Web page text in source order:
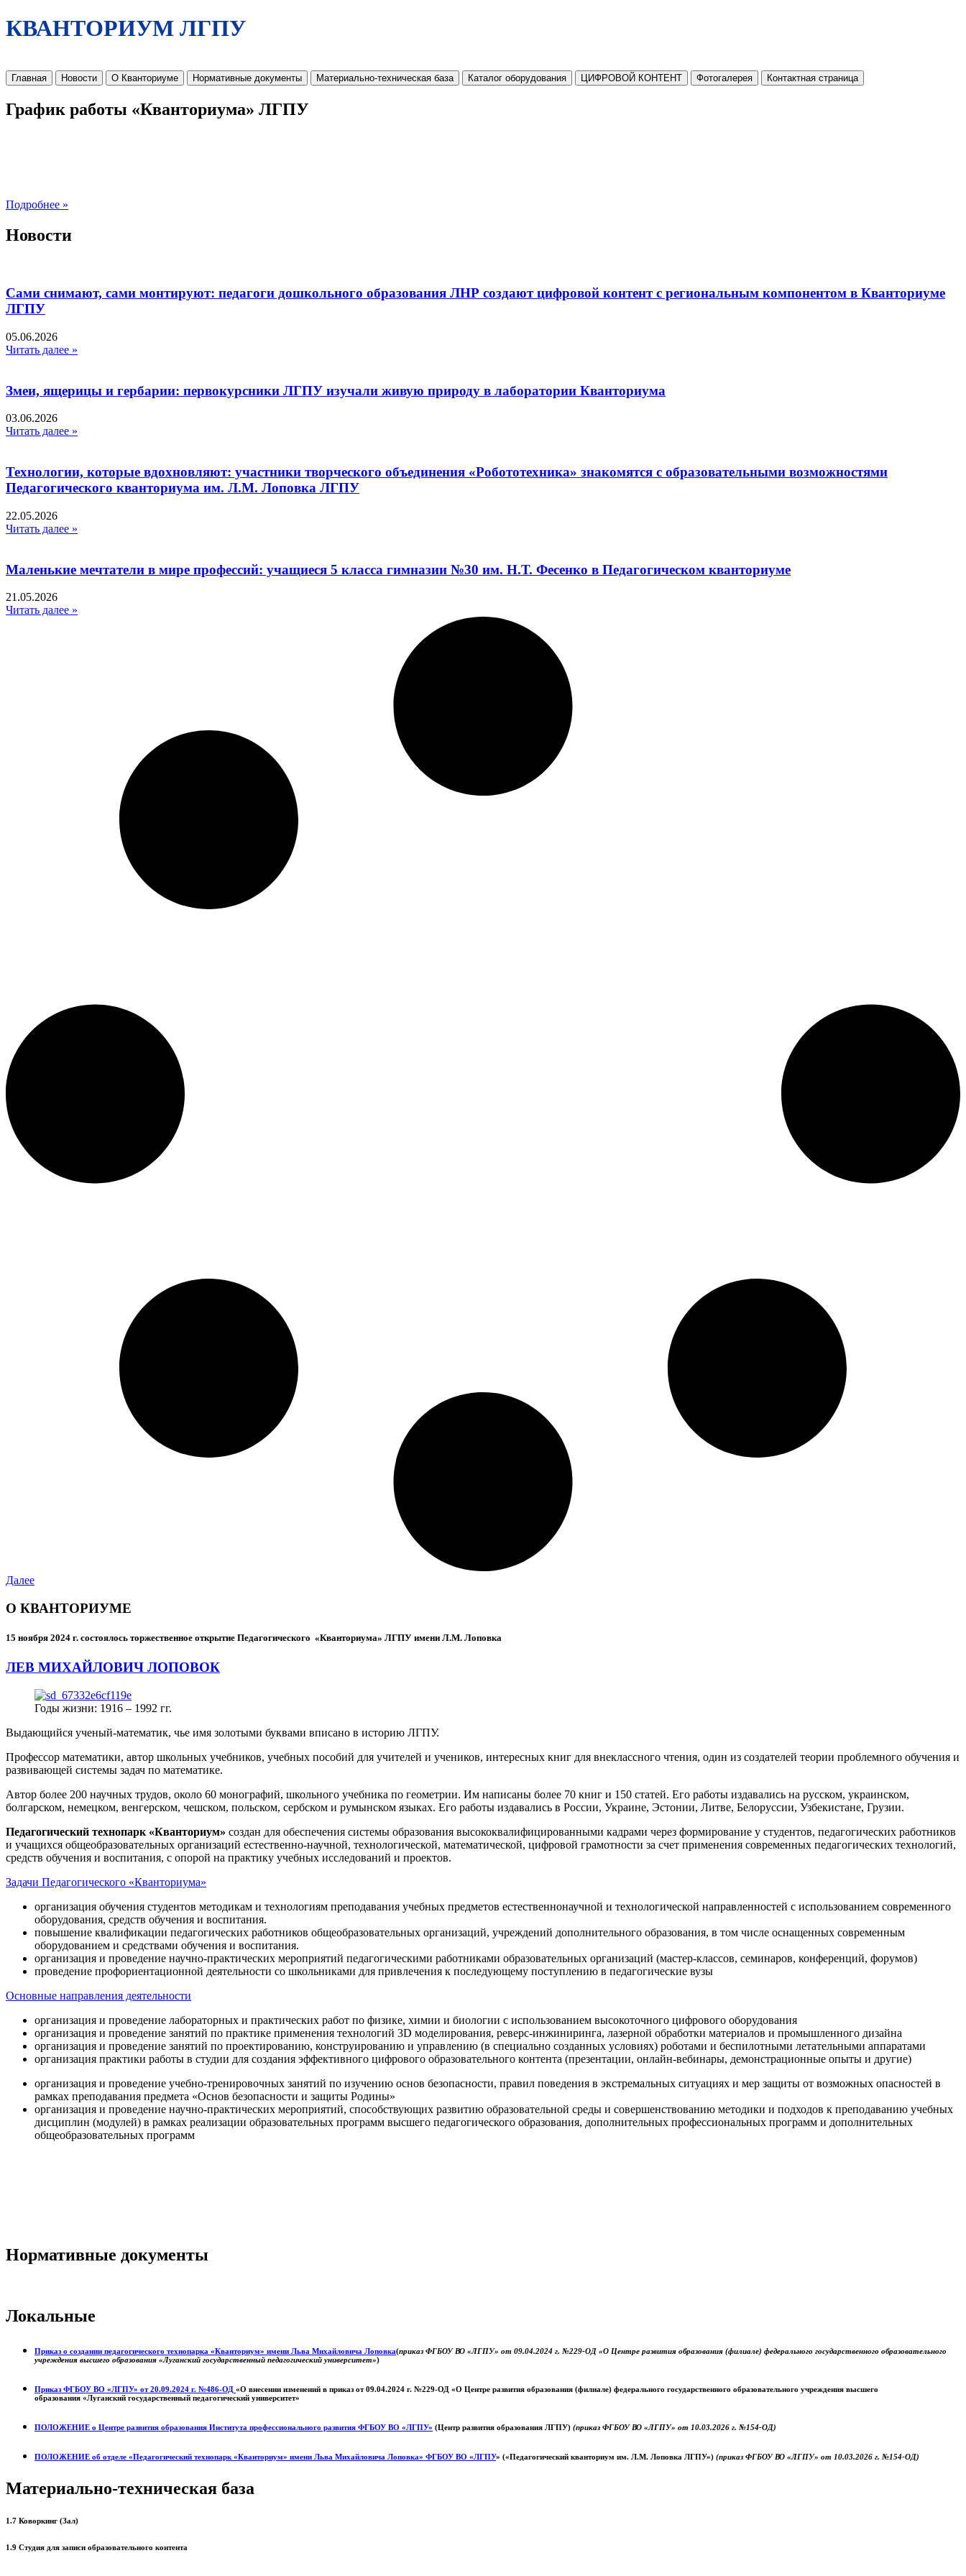
КВАНТОРИУМ ЛГПУ
Главная Новости О Кванториуме Нормативные документы Материально-техническая база Каталог оборудования ЦИФРОВОЙ КОНТЕНТ Фотогалерея Контактная страница
График работы «Кванториума» ЛГПУ
Подробнее »
Новости
Сами снимают, сами монтируют: педагоги дошкольного образования ЛНР создают цифровой контент с региональным компонентом в Кванториуме
ЛГПУ​
05.06.2026
Читать далее »
Змеи, ящерицы и гербарии: первокурсники ЛГПУ изучали живую природу в лаборатории Кванториума
03.06.2026
Читать далее »
Технологии, которые вдохновляют: участники творческого объединения «Робототехника» знакомятся с образовательными возможностями
Педагогического кванториума им. Л.М. Лоповка ЛГПУ
22.05.2026
Читать далее »
Маленькие мечтатели в мире профессий: учащиеся 5 класса гимназии №30 им. Н.Т. Фесенко в Педагогическом кванториуме
21.05.2026
Читать далее »
Далее
О КВАНТОРИУМЕ
15 ноября 2024 г. состоялось торжественное открытие Педагогического «Кванториума» ЛГПУ имени Л.М. Лоповка
ЛЕВ МИХАЙЛОВИЧ ЛОПОВОК
Годы жизни: 1916 – 1992 гг.
Выдающийся ученый-математик, чье имя золотыми буквами вписано в историю ЛГПУ.
Профессор математики, автор школьных учебников, учебных пособий для учителей и учеников, интересных книг для внеклассного чтения, один из создателей теории проблемного обучения и
развивающей системы задач по математике.
Автор более 200 научных трудов, около 60 монографий, школьного учебника по геометрии. Им написаны более 70 книг и 150 статей. Его работы издавались на русском, украинском,
болгарском, немецком, венгерском, чешском, польском, сербском и румынском языках. Его работы издавались в России, Украине, Эстонии, Литве, Белоруссии, Узбекистане, Грузии.
Педагогический технопарк «Кванториум» создан для обеспечения системы образования высококвалифицированными кадрами через формирование у студентов, педагогических работников
и учащихся общеобразовательных организаций естественно-научной, технологической, математической, цифровой грамотности за счет применения современных педагогических технологий,
средств обучения и воспитания, с опорой на практику учебных исследований и проектов.
Задачи Педагогического «Кванториума»
организация обучения студентов методикам и технологиям преподавания учебных предметов естественнонаучной и технологической направленностей с использованием современного
оборудования, средств обучения и воспитания.
повышение квалификации педагогических работников общеобразовательных организаций, учреждений дополнительного образования, в том числе оснащенных современным
оборудованием и средствами обучения и воспитания.
организация и проведение научно-практических мероприятий педагогическими работниками образовательных организаций (мастер-классов, семинаров, конференций, форумов)
проведение профориентационной деятельности со школьниками для привлечения к последующему поступлению в педагогические вузы
Основные направления деятельности
организация и проведение лабораторных и практических работ по физике, химии и биологии с использованием высокоточного цифрового оборудования
организация и проведение занятий по практике применения технологий 3D моделирования, реверс-инжиниринга, лазерной обработки материалов и промышленного дизайна
организация и проведение занятий по проектированию, конструированию и управлению (в специально созданных условиях) роботами и беспилотными летательными аппаратами
организация практики работы в студии для создания эффективного цифрового образовательного контента (презентации, онлайн-вебинары, демонстрационные опыты и другие)
организация и проведение учебно-тренировочных занятий по изучению основ безопасности, правил поведения в экстремальных ситуациях и мер защиты от возможных опасностей в
рамках преподавания предмета «Основ безопасности и защиты Родины»
организация и проведение научно-практических мероприятий, способствующих развитию образовательной среды и совершенствованию методики и подходов к преподаванию учебных
дисциплин (модулей) в рамках реализации образовательных программ высшего педагогического образования, дополнительных профессиональных программ и дополнительных
общеобразовательных программ
Нормативные документы
Локальные
Приказ о создании педагогического технопарка «Кванториум» имени Льва Михайловича Лоповка(приказ ФГБОУ ВО «ЛГПУ» от 09.04.2024 г. №229-ОД «О Центре развития образования (филиале) федерального государственного образовательного
учреждения высшего образования «Луганский государственный педагогический университет»)
Приказ ФГБОУ ВО «ЛГПУ» от 20.09.2024 г. №486-ОД «О внесении изменений в приказ от 09.04.2024 г. №229-ОД «О Центре развития образования (филиале) федерального государственного образовательного учреждения высшего
образования «Луганский государственный педагогический университет»
ПОЛОЖЕНИЕ о Центре развития образования Института профессионального развития ФГБОУ ВО «ЛГПУ» (Центр развития образования ЛГПУ) (приказ ФГБОУ ВО «ЛГПУ» от 10.03.2026 г. №154-ОД)
ПОЛОЖЕНИЕ об отделе «Педагогический технопарк «Кванториум» имени Льва Михайловича Лоповка» ФГБОУ ВО «ЛГПУ» («Педагогический кванториум им. Л.М. Лоповка ЛГПУ») (приказ ФГБОУ ВО «ЛГПУ» от 10.03.2026 г. №154-ОД)
Материально-техническая база
1.7 Коворкинг (Зал)
1.9 Студия для записи образовательного контента